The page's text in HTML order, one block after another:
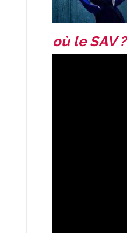
où le SAV ?